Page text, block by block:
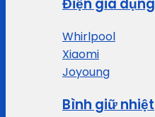
Điện gia dụng
Whirlpool
Xiaomi
Joyoung
Bình giữ nhiệt